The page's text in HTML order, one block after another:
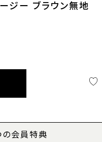
ージー ブラウン無地
の会員特典